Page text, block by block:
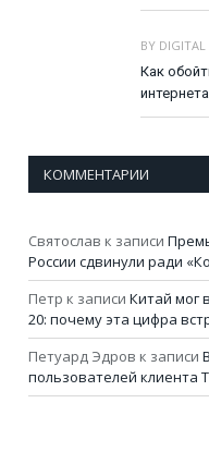
BY DIGITAL
Как
КОММЕНТАРИИ
Святослав к записи
России сдвинули ради
Петр к записи Китай мог
20: почему эта цифра
Петуард Эдров к записи
пользователей клиента